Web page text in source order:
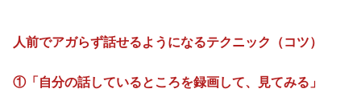
人前でアガらず話せるようになるテクニック（コツ）
①「自分の話しているところを録画して、見てみる」